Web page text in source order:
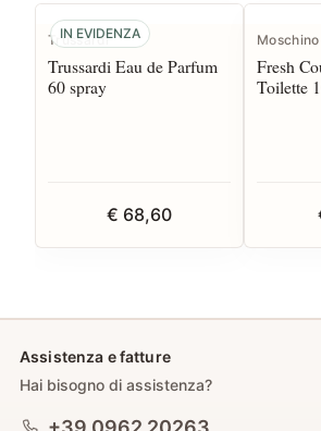
IN EVIDENZA
Trussardi
Trussardi Eau de Parfum
60 spray
€ 68,60
Moschino
Fresh
Toilette
Assistenza e fatture
Hai bisogno di assistenza?